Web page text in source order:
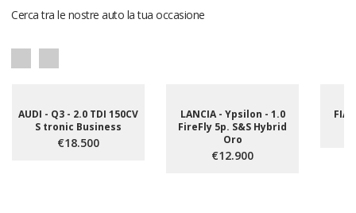
Cerca tra le nostre auto la tua occasione
AUDI - Q3 - 2.0 TDI 150CV
S tronic Business
€18.500
LANCIA - Ypsilon - 1.0
FireFly 5p. S&S Hybrid
Oro
€12.900